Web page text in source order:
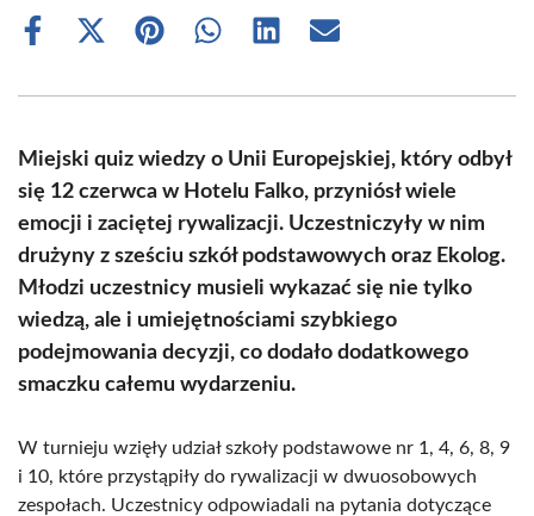
Share
Share
(Twitter)
Share Share Share Share
Miejski quiz wiedzy o Unii Europejskiej, który odbył
się 12 czerwca w Hotelu Falko, przyniósł wiele
emocji i zaciętej rywalizacji. Uczestniczyły w nim
drużyny z sześciu szkół podstawowych oraz Ekolog.
Młodzi uczestnicy musieli wykazać się nie tylko
wiedzą, ale i umiejętnościami szybkiego
podejmowania decyzji, co dodało dodatkowego
smaczku całemu wydarzeniu.
W turnieju wzięły udział szkoły podstawowe nr 1, 4, 6, 8, 9
i 10, które przystąpiły do rywalizacji w dwuosobowych
zespołach. Uczestnicy odpowiadali na pytania dotyczące